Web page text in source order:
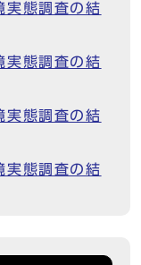
実態調査の結
実態調査の結
実態調査の結
実態調査の結